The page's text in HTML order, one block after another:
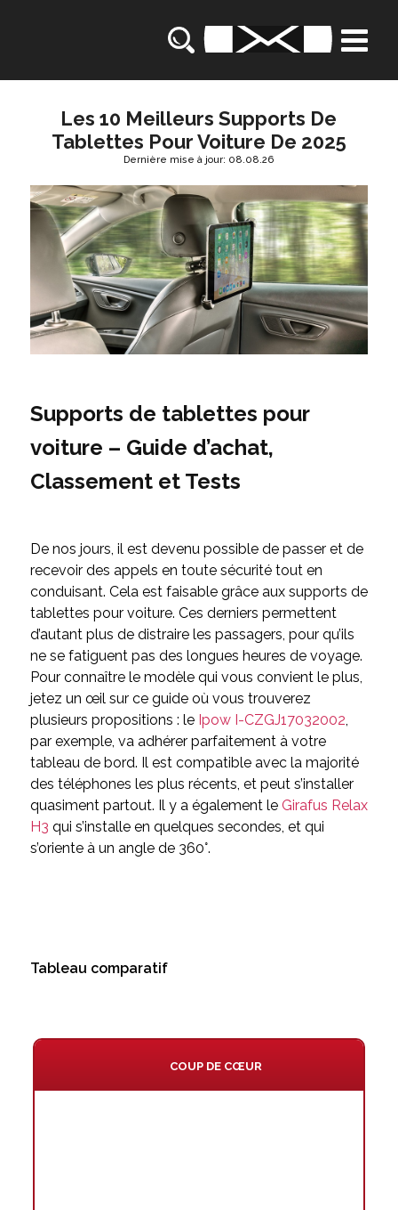
Les 10 Meilleurs Supports De
Tablettes Pour Voiture De 2025
Dernière mise à jour: 08.08.26
Supports de tablettes pour
voiture – Guide d’achat,
Classement et Tests
De nos jours, il est devenu possible de passer et de
recevoir des appels en toute sécurité tout en
conduisant. Cela est faisable grâce aux supports de
tablettes pour voiture. Ces derniers permettent
d’autant plus de distraire les passagers, pour qu’ils
ne se fatiguent pas des longues heures de voyage.
Pour connaître le modèle qui vous convient le plus,
jetez un œil sur ce guide où vous trouverez
plusieurs propositions : le Ipow I-CZGJ17032002,
par exemple, va adhérer parfaitement à votre
tableau de bord. Il est compatible avec la majorité
des téléphones les plus récents, et peut s’installer
quasiment partout. Il y a également le Girafus Relax
H3 qui s’installe en quelques secondes, et qui
s’oriente à un angle de 360°.
Tableau comparatif
COUP DE CŒUR